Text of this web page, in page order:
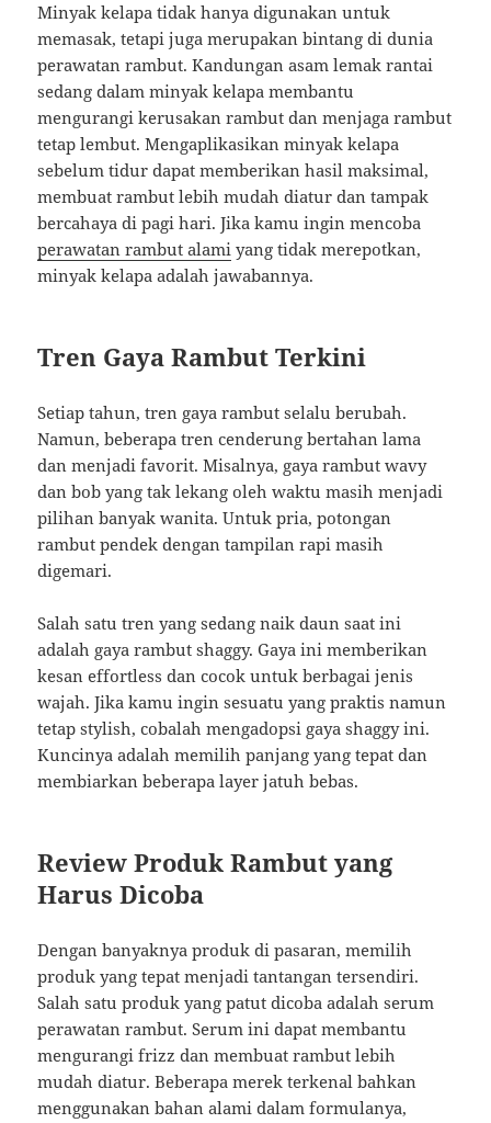
Minyak kelapa tidak hanya digunakan untuk
memasak, tetapi juga merupakan bintang di dunia
perawatan rambut. Kandungan asam lemak rantai
sedang dalam minyak kelapa membantu
mengurangi kerusakan rambut dan menjaga rambut
tetap lembut. Mengaplikasikan minyak kelapa
sebelum tidur dapat memberikan hasil maksimal,
membuat rambut lebih mudah diatur dan tampak
bercahaya di pagi hari. Jika kamu ingin mencoba
perawatan rambut alami yang tidak merepotkan,
minyak kelapa adalah jawabannya.
Tren Gaya Rambut Terkini
Setiap tahun, tren gaya rambut selalu berubah.
Namun, beberapa tren cenderung bertahan lama
dan menjadi favorit. Misalnya, gaya rambut wavy
dan bob yang tak lekang oleh waktu masih menjadi
pilihan banyak wanita. Untuk pria, potongan
rambut pendek dengan tampilan rapi masih
digemari.
Salah satu tren yang sedang naik daun saat ini
adalah gaya rambut shaggy. Gaya ini memberikan
kesan effortless dan cocok untuk berbagai jenis
wajah. Jika kamu ingin sesuatu yang praktis namun
tetap stylish, cobalah mengadopsi gaya shaggy ini.
Kuncinya adalah memilih panjang yang tepat dan
membiarkan beberapa layer jatuh bebas.
Review Produk Rambut yang
Harus Dicoba
Dengan banyaknya produk di pasaran, memilih
produk yang tepat menjadi tantangan tersendiri.
Salah satu produk yang patut dicoba adalah serum
perawatan rambut. Serum ini dapat membantu
mengurangi frizz dan membuat rambut lebih
mudah diatur. Beberapa merek terkenal bahkan
menggunakan bahan alami dalam formulanya,